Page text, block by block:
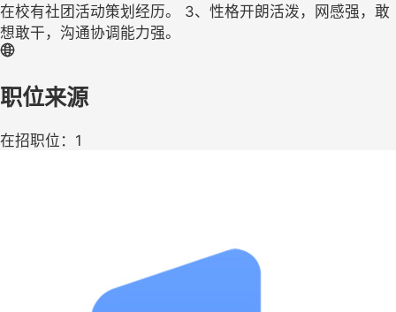
在校有社团活动策划经历。 3、性格开朗活泼，网感强，敢
想敢干，沟通协调能力强。
职位来源
在招职位：1